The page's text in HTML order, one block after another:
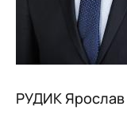
РУДИК